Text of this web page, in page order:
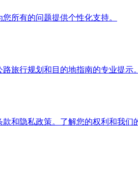
所有的问题提供个性化支持。
旅行规划和目的地指南的专业提示
和隐私政策。了解您的权利和我们